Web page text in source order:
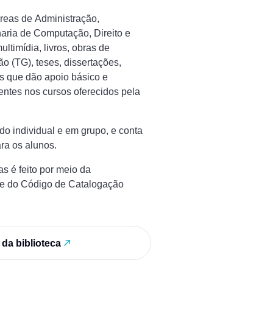
de Administração,
de Computação, Direito e
livros, obras de
(TG), teses, dissertações,
que dão apoio básico e
nos cursos oferecidos pela
individual e em grupo, e conta
os alunos.
é feito por meio da
do Código de Catalogação
biblioteca